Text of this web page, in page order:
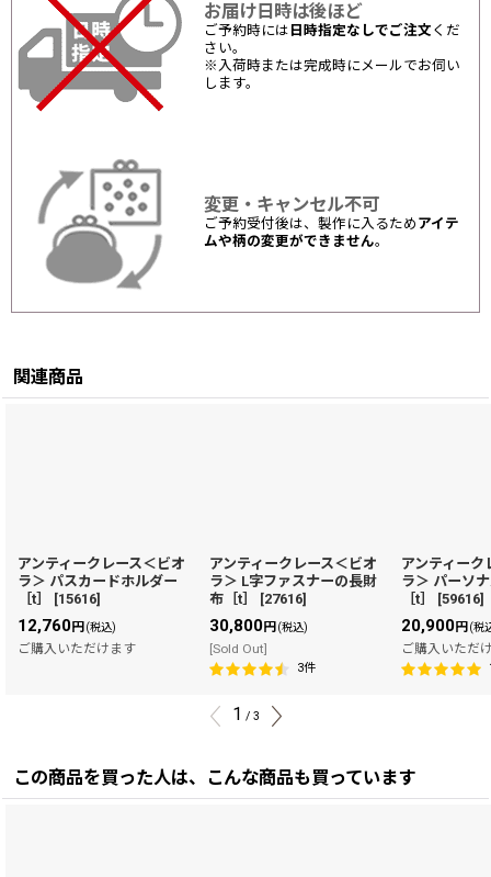
お届け日時は後ほど
ご予約時には 日時指定なしでご注文 くだ
さい。
※入荷時または完成時にメールでお伺い
します。
変更・キャンセル不可
ご予約受付後は、製作に入るため アイテ
ムや柄の変更ができません。
関連商品
アンティークレース＜ビオ
ラ＞ パスカードホルダー
［t］
[15616]
12,760円(税込)
ご購入いただけます
アンティークレース＜ビオ
ラ＞ L字ファスナーの長財
布［t］
[27616]
30,800円(税込)
[Sold Out]
3件
アンティーク
ラ＞ パーソ
［t］
[59616]
20,900円(税
ご購入いただ
1 / 3
この商品を買った人は、こんな商品も買っています